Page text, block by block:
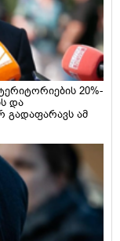
20%-
და
გადაფარავს ამ